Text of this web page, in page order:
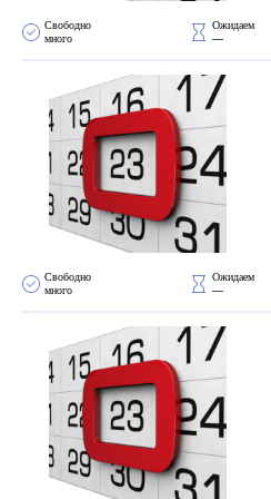
Свободно
много
Ожидаем
—
Свободно
много
Ожидаем
—